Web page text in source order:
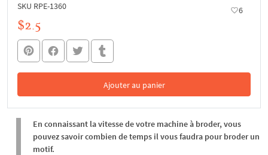
SKU RPE-1360 6
$2.5
Ajouter au panier
Dans le panier
En connaissant la vitesse de votre machine à broder, vous
pouvez savoir combien de temps il vous faudra pour broder un
motif.